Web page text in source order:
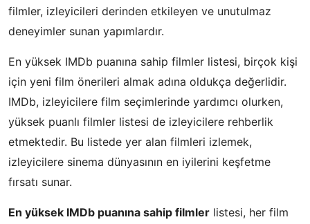
filmler, izleyicileri derinden etkileyen ve unutulmaz
deneyimler sunan yapımlardır.
En yüksek IMDb puanına sahip filmler listesi, birçok kişi
için yeni film önerileri almak adına oldukça değerlidir.
IMDb, izleyicilere film seçimlerinde yardımcı olurken,
yüksek puanlı filmler listesi de izleyicilere rehberlik
etmektedir. Bu listede yer alan filmleri izlemek,
izleyicilere sinema dünyasının en iyilerini keşfetme
fırsatı sunar.
En yüksek IMDb puanına sahip filmler listesi, her film